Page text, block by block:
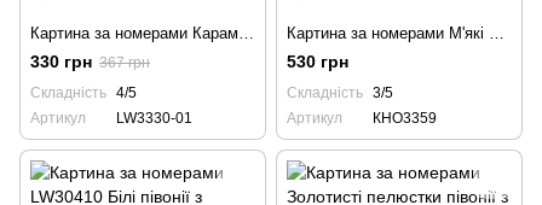
330 грн 367 грн
Складність 4/5
Артикул
LW3330-01
530 грн
Складність 3/5
Артикул
КНО3359